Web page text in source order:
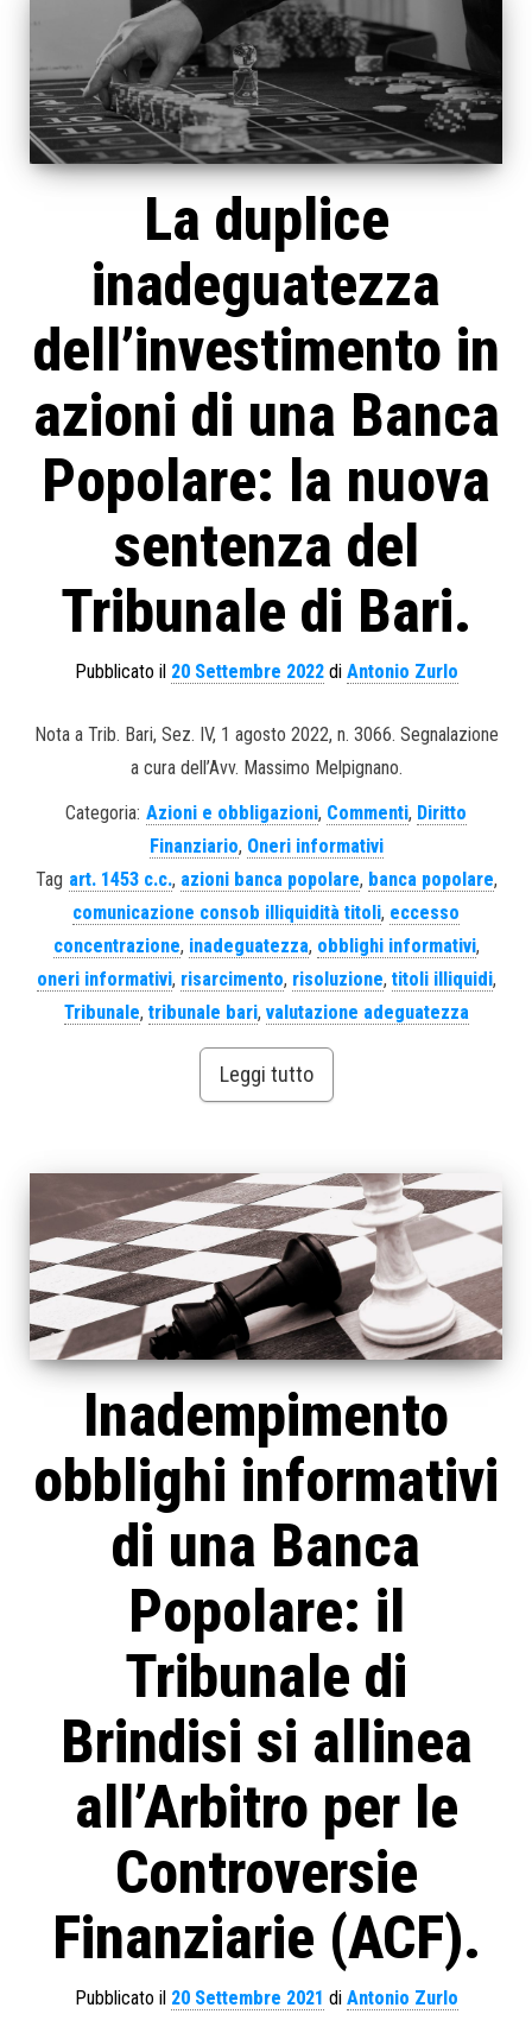
La duplice
inadeguatezza
dell’investimento in
azioni di una Banca
Popolare: la nuova
sentenza del
Tribunale di Bari.
Pubblicato il 20 Settembre 2022di Antonio Zurlo
Nota a Trib. Bari, Sez. IV, 1 agosto 2022, n. 3066. Segnalazione
a cura dell’Avv. Massimo Melpignano.
Categoria: Azioni e obbligazioni, Commenti, Diritto
Finanziario, Oneri informativi
Tag art. 1453 c.c., azioni banca popolare, banca popolare,
comunicazione consob illiquidità titoli, eccesso
concentrazione, inadeguatezza, obblighi informativi,
oneri informativi, risarcimento, risoluzione, titoli illiquidi,
Tribunale, tribunale bari, valutazione adeguatezza
Leggi tutto
Inadempimento
obblighi informativi
di una Banca
Popolare: il
Tribunale di
Brindisi si allinea
all’Arbitro per le
Controversie
Finanziarie (ACF).
Pubblicato il 20 Settembre 2021 di Antonio Zurlo